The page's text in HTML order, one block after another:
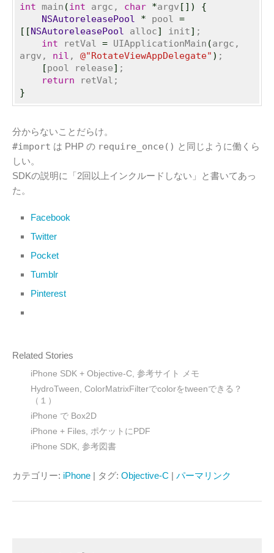
int main (int argc, char *argv [ ] )
{
NSAutoreleasePool
* pool =
[ [NSAutoreleasePool alloc] init] ;
int retVal = UIApplicationMain (argc,
argv, nil , @"RotateViewAppDelegate" ) ;
[pool release] ;
return
}
分からないことだらけ。
#import は PHP の require_once() と同じように働くら
しい。
SDKの説明に「2回以上インクルードしない」と書いてあっ
た。
Facebook
Twitter
Pocket
Tumblr
Pinterest
Related Stories
iPhone SDK + Objective-C, 参考サイト メモ
HydroTween, ColorMatrixFilterでcolorをtweenできる？
（１）
iPhone で Box2D
iPhone + Files, ポケットにPDF
iPhone SDK, 参考図書
カテゴリー: iPhone | タグ: Objective-C | パーマリンク